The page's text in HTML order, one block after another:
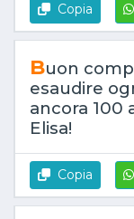
Copia
Buon
esaudire
ancora 100
Elisa!
Copia